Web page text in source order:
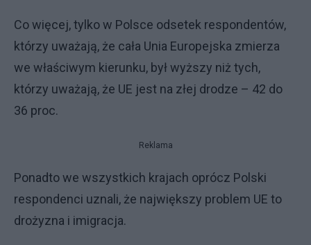
Co więcej, tylko w Polsce odsetek respondentów,
którzy uważają, że cała Unia Europejska zmierza
we właściwym kierunku, był wyższy niż tych,
którzy uważają, że UE jest na złej drodze – 42 do
36 proc.
Reklama
Ponadto we wszystkich krajach oprócz Polski
respondenci uznali, że największy problem UE to
drożyzna i imigracja.